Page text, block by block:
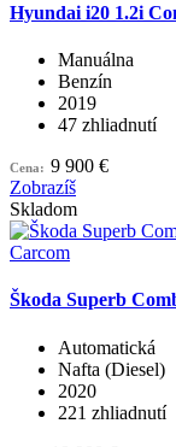
Hyundai i20 1.2i
Manuálna
Benzín
2019
47 zhliadnutí
Cena: 9 900 €
Zobrazíš
Skladom
Škoda Superb
Automatická
Nafta (Diesel)
2020
221 zhliadnutí